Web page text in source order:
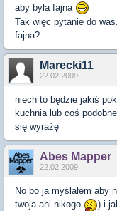
aby była fajna
Tak więc pytanie do
fajna?
Marecki11
22.02.2009
niech to będzie jakiś
kuchnia lub coś
się wyrażę
Abes Mapper
22.02.2009
No bo ja myślałem aby
twoja ani nikogo
) i